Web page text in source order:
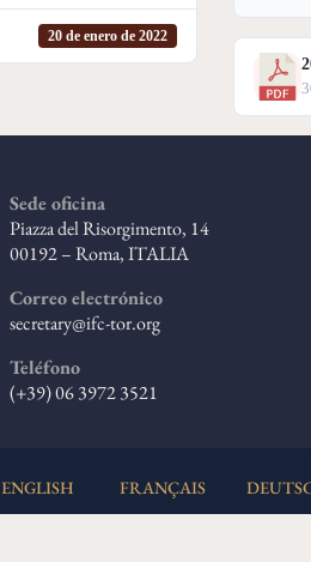
20 de enero de 2022
Sede oficina
Piazza del Risorgimento, 14
00192 – Roma, ITALIA
Correo electrónico
secretary@ifc-tor.org
Teléfono
(+39) 06 3972 3521
ENGLISH FRANÇAIS